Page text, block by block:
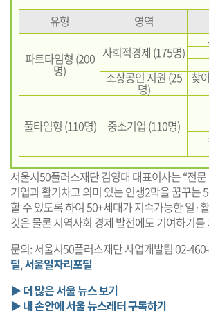
유형
영역
파트타임형 (200
명)
사회적경제 (175명)
소상공인 지원 (25
명)
찾
풀타임형 (110명) 중소기업 (110명)
서울시50플러스재단 김영대 대표이사는 “전
기업과 활기차고 의미 있는 인생2막을 꿈꾸는
할 수 있도록 하여 50+세대가 지속가능한 일·
것은 물론 지역사회 경제 발전에도 기여하기를
문의: 서울시50플러스재단 사업개발팀 02-
털,서울일자리포털
▶ 더 많은 서울 뉴스 보기
▶ 내 손안에 서울 뉴스레터 구독하기